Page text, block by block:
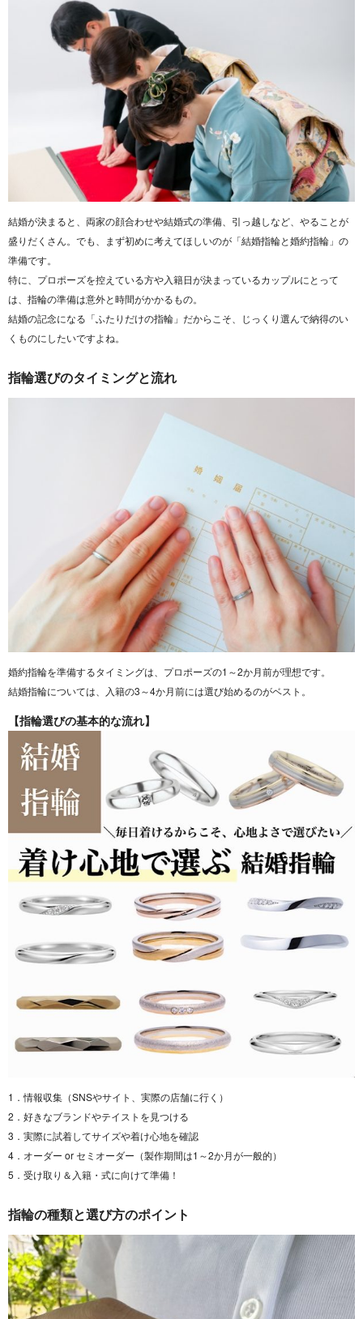
結婚が決まると、両家の顔合わせや結婚式の準備、引っ越しなど、やることが
盛りだくさん。でも、まず初めに考えてほしいのが「結婚指輪と婚約指輪」の
準備です。
特に、プロポーズを控えている方や入籍日が決まっているカップルにとって
は、指輪の準備は意外と時間がかかるもの。
結婚の記念になる「ふたりだけの指輪」だからこそ、じっくり選んで納得のい
くものにしたいですよね。
指輪選びのタイミングと流れ
婚約指輪を準備するタイミングは、プロポーズの1～2か月前が理想です。
結婚指輪については、入籍の3～4か月前には選び始めるのがベスト。
【指輪選びの基本的な流れ】
1．情報収集（SNSやサイト、実際の店舗に行く）
2．好きなブランドやテイストを見つける
3．実際に試着してサイズや着け心地を確認
4．オーダー or セミオーダー（製作期間は1～2か月が一般的）
5．受け取り＆入籍・式に向けて準備！
指輪の種類と選び方のポイント